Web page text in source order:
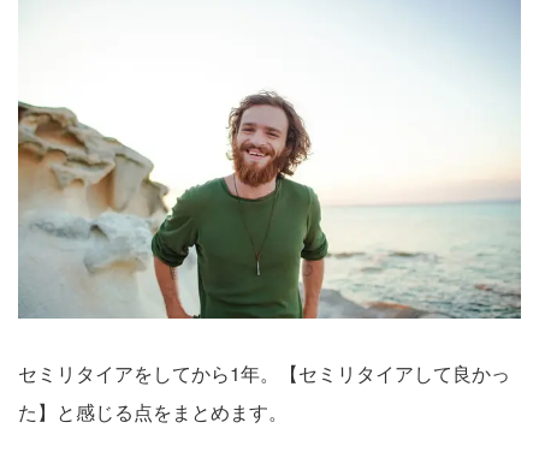
セミリタイアをしてから1年。【セミリタイアして良かっ
た】と感じる点をまとめます。